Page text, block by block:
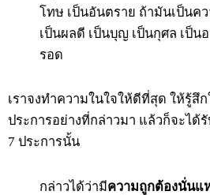
โทษ เป็นอันตราย ถ้ามันเป็นค
เป็นผลดี เป็นบุญ เป็นกุศล เป็น
รอด
เราจงทำความในใจให้ดีที่สุด ให้รู้สึ
ประการอย่างที่กล่าวมา แล้วก็จะได้
7 ประการนั้น
กล่าวได้ว่ามีความถูกต้องนั่นแ